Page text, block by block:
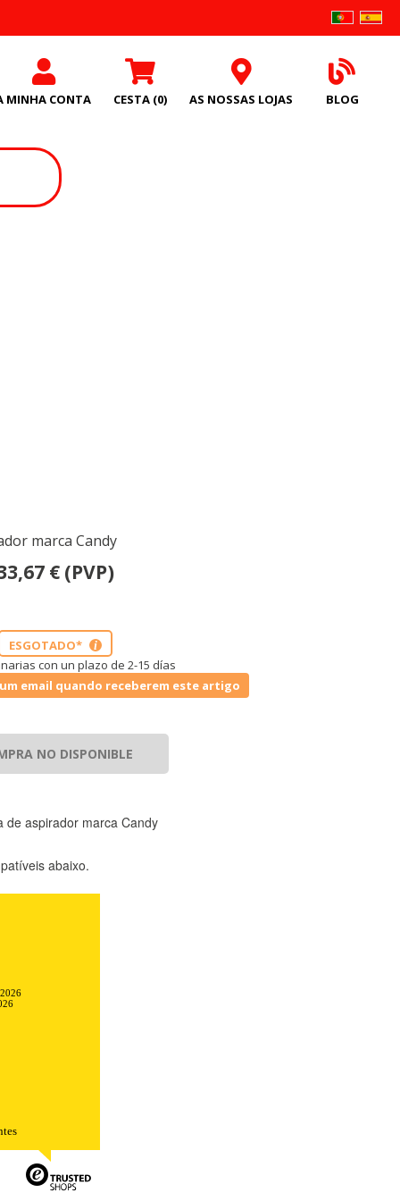
MINHA CONTA CESTA (0) AS NOSSAS LOJAS BLOG
marca Candy
€ (PVP)
ESGOTADO* i
con un plazo de 2-15 días
email quando receberem este artigo
NO DISPONIBLE
de aspirador marca Candy
abaixo.
Puede configurar su